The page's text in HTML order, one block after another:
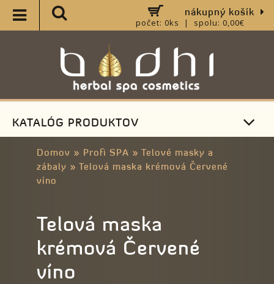
nákupný košík
počet: 0ks | spolu: 0,00€
KATALÓG PRODUKTOV
Domov » Profi SPA » Telové masky a
zábaly » Telová maska krémová Červené
víno
Telová maska
krémová Červené
víno